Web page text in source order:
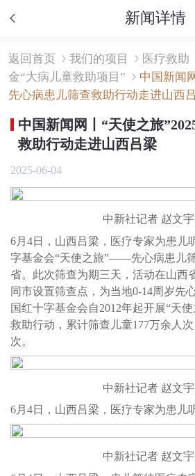
新闻详情
返回首页 我们的项目 医疗救助
金“大病儿童救助项目”
中国新闻
先心病患儿筛查救助行动走进山西
中国新闻网丨“天使之旅
救助行动走进山西吕梁
2025-06-04
中新社记者 赵文
6月4日，山西吕梁，医疗专家为患儿
字基金会“天使之旅”——先心病患儿
省。此次筛查为期三天，活动在山西
同市设置筛查点，为当地0-14周岁先
国红十字基金会自2012年起开展“天
救助行动，累计筛查儿童177万余人
次。
中新社记者 赵文
6月4日，山西吕梁，医疗专家为患儿
中新社记者 赵文